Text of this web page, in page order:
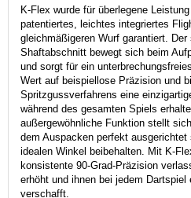
K-Flex wurde für überlegene
patentiertes, leichtes integriertes
gleichmäßigeren Wurf garantiert. Der
Shaftabschnitt bewegt sich beim
und sorgt für ein
Wert auf beispiellose Präzision und
Spritzgussverfahrens eine
während des gesamten Spiels
außergewöhnliche Funktion stellt
dem Auspacken perfekt
idealen Winkel beibehalten. Mit K-
konsistente 90-Grad-Präzision
erhöht und ihnen bei jedem Dartspiel
verschafft.